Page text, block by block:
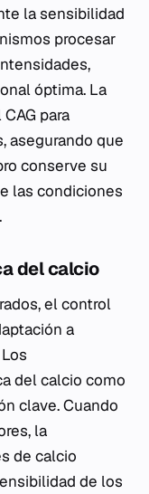
la sensibilidad
procesar
óptima. La
para
asegurando que
conserve su
las condiciones
del calcio
el control
a
del calcio como
clave. Cuando
la
de calcio
de los